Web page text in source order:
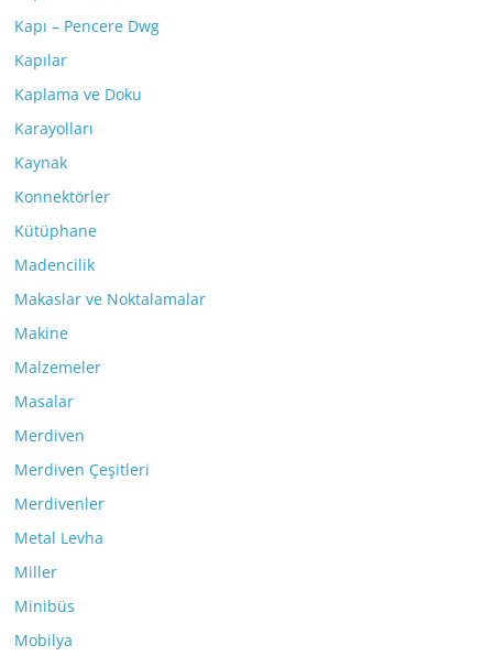
Kapı – Pencere Dwg
Kapılar
Kaplama ve Doku
Karayolları
Kaynak
Konnektörler
Kütüphane
Madencilik
Makaslar ve Noktalamalar
Makine
Malzemeler
Masalar
Merdiven
Merdiven Çeşitleri
Merdivenler
Metal Levha
Miller
Minibüs
Mobilya